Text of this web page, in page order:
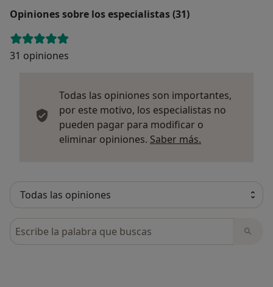
Opiniones sobre los especialistas (31)
31 opiniones
Todas las opiniones son importantes,
por este motivo, los especialistas no
pueden pagar para modificar o
eliminar opiniones. Saber más.
Busca en opiniones